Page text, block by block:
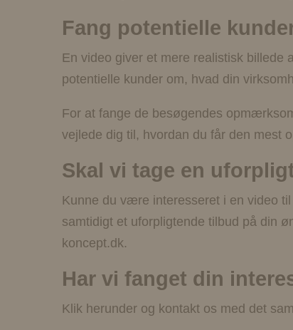
Fang potentielle
En video giver et mere realistisk
potentielle kunder om, hvad din
For at fange de besøgendes
vejlede dig til, hvordan du får den mest
Skal vi tage en
Kunne du være interesseret i en video
samtidigt et uforpligtende tilbud på din
koncept.dk.
Har vi fanget din
Klik herunder og kontakt os med det